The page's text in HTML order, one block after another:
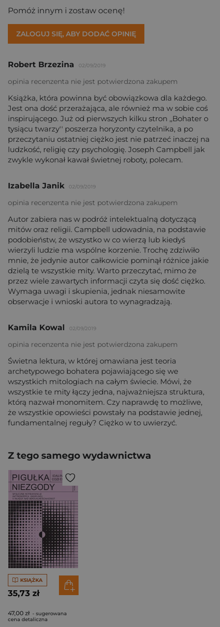
Pomóż innym i zostaw ocenę!
ZALOGUJ SIĘ, ABY DODAĆ OPINIĘ
Robert Brzezina 02/09/2019
opinia recenzenta nie jest potwierdzona zakupem
Książka, która powinna być obowiązkowa dla każdego.
Jest ona dość przerażająca, ale również ma w sobie coś
inspirującego. Już od pierwszych kilku stron ,,Bohater o
tysiącu twarzy'' poszerza horyzonty czytelnika, a po
przeczytaniu ostatniej ciężko jest nie patrzeć inaczej na
ludzkość, religię czy psychologię. Joseph Campbell jak
zwykle wykonał kawał świetnej roboty, polecam.
Izabella Janik 02/09/2019
opinia recenzenta nie jest potwierdzona zakupem
Autor zabiera nas w podróż intelektualną dotyczącą
mitów oraz religii. Campbell udowadnia, na podstawie
podobieństw, że wszystko w co wierzą lub kiedyś
wierzyli ludzie ma wspólne korzenie. Trochę zdziwiło
mnie, że jedynie autor całkowicie pominął różnice jakie
dzielą te wszystkie mity. Warto przeczytać, mimo że
przez wiele zawartych informacji czyta się dość ciężko.
Wymaga uwagi i skupienia, jednak niesamowite
obserwacje i wnioski autora to wynagradzają.
Kamila Kowal 02/09/2019
opinia recenzenta nie jest potwierdzona zakupem
Świetna lektura, w której omawiana jest teoria
archetypowego bohatera pojawiającego się we
wszystkich mitologiach na całym świecie. Mówi, że
wszystkie te mity łączy jedna, najważniejsza struktura,
którą nazwał monomitem. Czy naprawdę to możliwe,
że wszystkie opowieści powstały na podstawie jednej,
fundamentalnej reguły? Ciężko w to uwierzyć.
Z tego samego wydawnictwa
KSIĄŻKA
35,73 zł
47,00 zł - sugerowana
cena detaliczna